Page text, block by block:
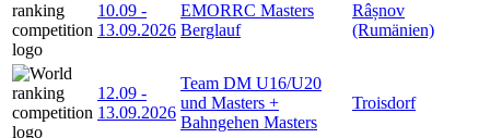
10.09 -
13.09.2026
EMORRC Masters
Berglauf
Râșnov
(Rumänien)
12.09 -
13.09.2026
Team DM U16/U20
und Masters +
Bahngehen Masters
Troisdorf